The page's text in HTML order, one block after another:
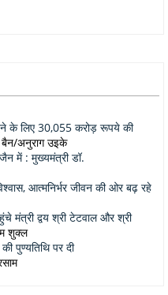
के लिए 30,055 करोड़ रूपये की
अनुराग उइके
में : मुख्यमंत्री डॉ.
आत्मनिर्भर जीवन की ओर बढ़ रहे
मंत्री द्वय श्री टेटवाल और श्री
शुक्ल
पुण्यतिथि पर दी